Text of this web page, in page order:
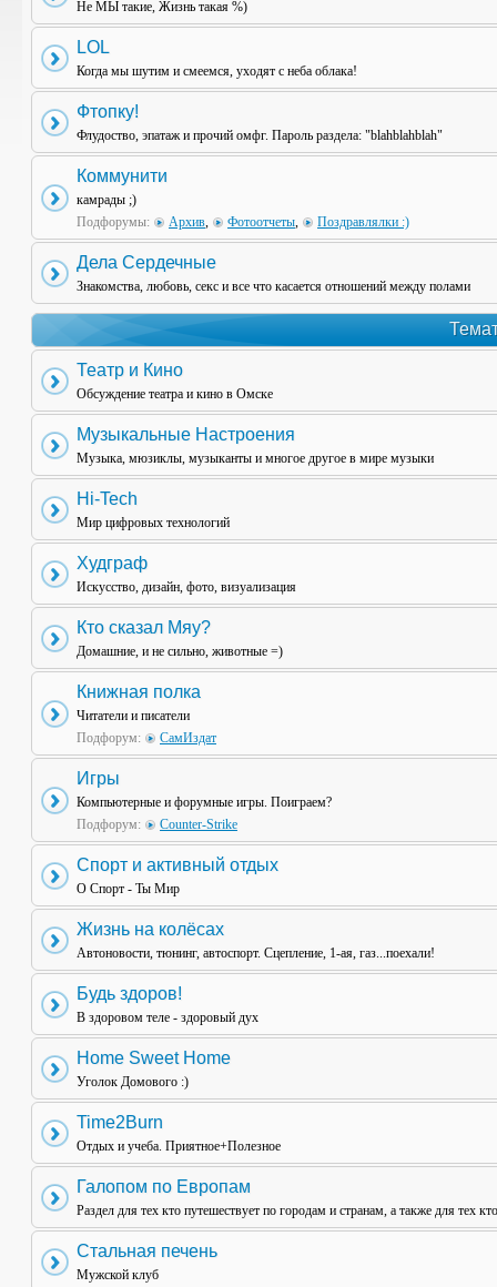
Не МЫ такие, Жизнь такая %)
LOL
Когда мы шутим и смеемся, уходят с неба облака!
Фтопку!
Флудоство, эпатаж и прочий омфг. Пароль раздела: "blahblahblah"
Коммунити
камрады ;)
Подфорумы:
Архив, Фотоотчеты, Поздравлялки :)
Дела Сердечные
Знакомства, любовь, секс и все что касается отношений между полами
Театр и Кино
Обсуждение театра и кино в Омске
Музыкальные Настроения
Музыка, мюзиклы, музыканты и многое другое в мире музыки
Hi-Tech
Мир цифровых технологий
Худграф
Искусство, дизайн, фото, визуализация
Кто сказал Мяу?
Домашние, и не сильно, животные =)
Книжная полка
Читатели и писатели
Подфорум:
СамИздат
Игры
Компьютерные и форумные игры. Поиграем?
Подфорум:
Counter-Strike
Спорт и активный отдых
О Спорт - Ты Мир
Жизнь на колёсах
Автоновости, тюнинг, автоспорт. Сцепление, 1-ая, газ...поехали!
Будь здоров!
В здоровом теле - здоровый дух
Home Sweet Home
Уголок Домового :)
Time2Burn
Отдых и учеба. Приятное+Полезное
Галопом по Европам
Раздел для тех кто путешествует по городам и странам, а также для тех
Стальная печень
Мужской клуб